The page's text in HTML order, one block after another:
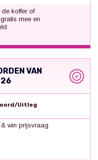
de koffer of
mee en
VAN
Uitleg
win prijsvraag